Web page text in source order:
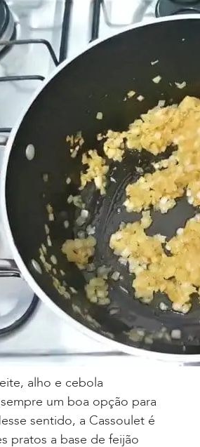
alho e cebola
um boa opção para
sentido, a Cassoulet é
pratos a base de feijão